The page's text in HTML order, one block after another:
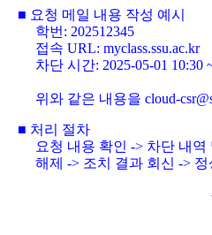
■ 요청 메일 내용 작성 예시
학번: 202512345
접속 URL: myclass.ssu.ac.kr
차단 시간: 2025-05-01 10:30
위와 같은 내용을 cloud-
■ 처리 절차
요청 내용 확인 -> 차단 내
해제 -> 조치 결과 회신 ->